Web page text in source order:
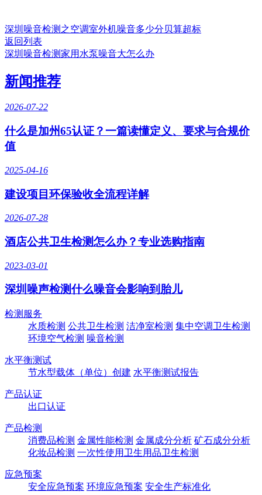
深圳噪音检测之空调室外机噪音多少分贝算超标
返回列表
深圳噪音检测家用水泵噪音大怎么办
新闻推荐
2026-07-22
什么是加州65认证？一篇读懂定义、要求与合规价
值
2025-04-16
建设项目环保验收全流程详解
2026-07-28
酒店公共卫生检测怎么办？专业选购指南
2023-03-01
深圳噪声检测什么噪音会影响到胎儿
检测服务
水质检测 公共卫生检测 洁净室检测 集中空调卫生检测
环境空气检测 噪音检测
水平衡测试
节水型载体（单位）创建 水平衡测试报告
产品认证
出口认证
产品检测
消费品检测 金属性能检测 金属成分分析 矿石成分分析
化妆品检测 一次性使用卫生用品卫生检测
应急预案
安全应急预案 环境应急预案 安全生产标准化